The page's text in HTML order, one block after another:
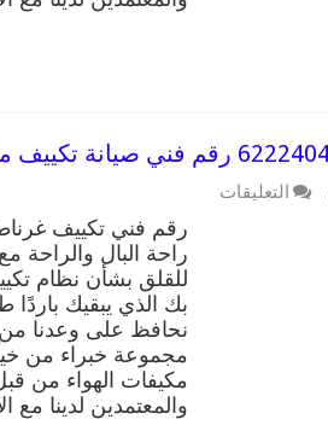
التعليقات
تكييف
غرناطة
62224041
صيانة
تكييف
مركزي
رقم فني تكييف
راحة البال والراحة
للقلق بشأن نظام
بك الذي يبقيك
نحافظ على وعدنا
مجموعة خبراء من
مكيفات الهواء من
والمعتمدين لدينا مع